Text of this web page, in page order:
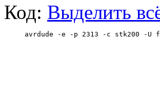
Код: Выделить
avrdude -e -p 2313 -c stk200 -U